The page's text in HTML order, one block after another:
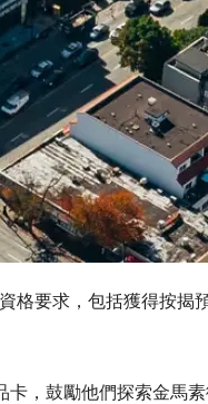
格要求，包括獲得按揭
，鼓勵他們探索金馬素